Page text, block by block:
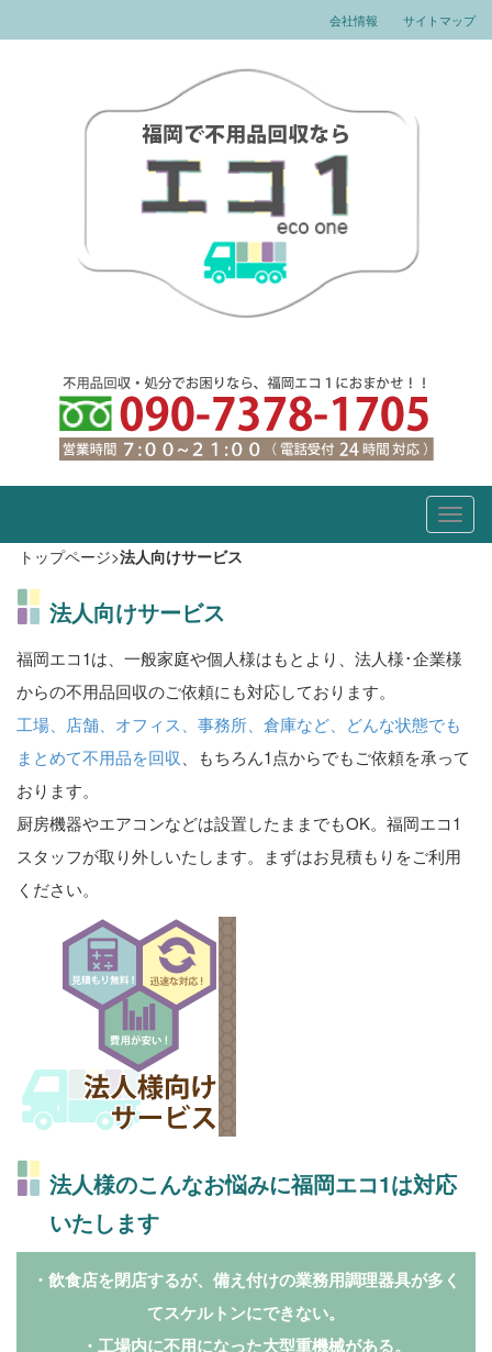
会社情報 サイトマップ
トップページ>法人向けサービス
法人向けサービス
福岡エコ1は、一般家庭や個人様はもとより、法人様･企業様
からの不用品回収のご依頼にも対応しております。
工場、店舗、オフィス、事務所、倉庫など、どんな状態でも
まとめて不用品を回収 、もちろん1点からでもご依頼を承って
おります。
厨房機器やエアコンなどは設置したままでもOK。福岡エコ1
スタッフが取り外しいたします。まずはお見積もりをご利用
ください。
法人様のこんなお悩みに福岡エコ1は対応
いたします
・飲食店を閉店するが、備え付けの業務用調理器具が多く
てスケルトンにできない。
・工場内に不用になった大型重機械がある。